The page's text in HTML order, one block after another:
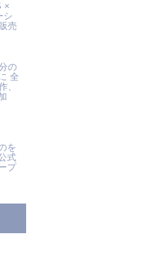
×
シ
売
の
全
、
を
式
プ